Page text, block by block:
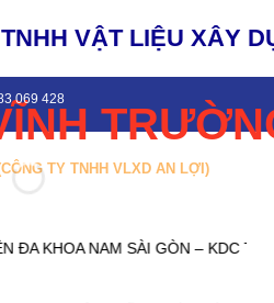
VẬT LIỆU XÂY
TY TNHH VLXD AN LỢI)
069 428
ĐA KHOA NAM SÀI GÒN – KDC